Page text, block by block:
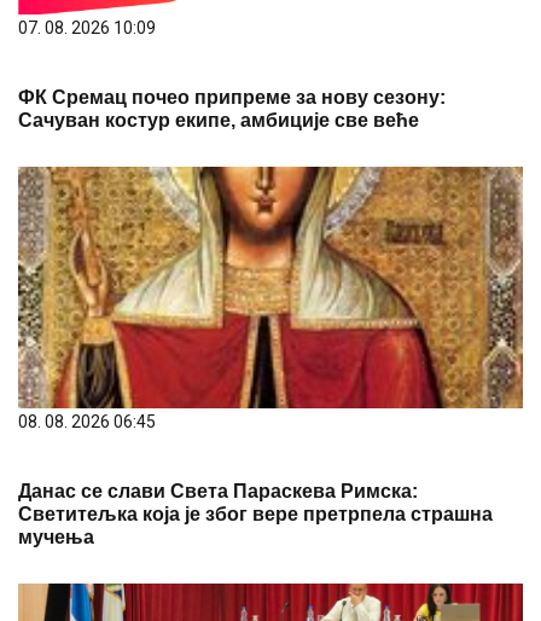
07. 08. 2026 10:09
ФК Сремац почео припреме за нову сезону:
Сачуван костур екипе, амбиције све веће
08. 08. 2026 06:45
Данас се слави Света Параскева Римска:
Светитељка која је због вере претрпела страшна
мучења